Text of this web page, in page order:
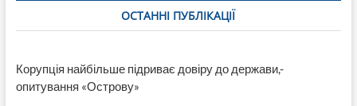
ОСТАННІ ПУБЛІКАЦІЇ
Корупція найбільше підриває довіру до держави,-
опитування «Острову»